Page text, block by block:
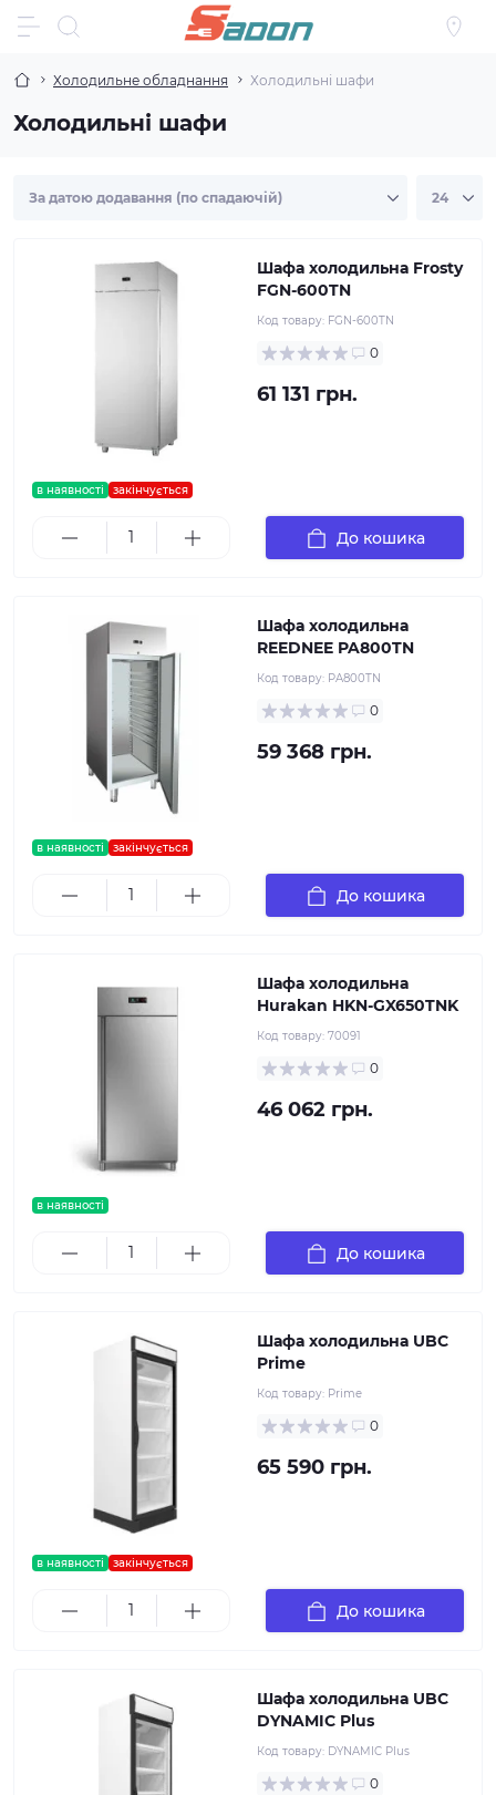
Холодильне обладнання Холодильні шафи
Холодильні шафи
в наявності закінчується
Шафа холодильна Frosty
FGN-600TN
Код товару: FGN-600TN
0
61 131 грн.
До кошика
в наявності закінчується
Шафа холодильна
REEDNEE PA800TN
Код товару: PA800TN
0
59 368 грн.
До кошика
в наявності
Шафа холодильна
Hurakan HKN-GX650TNK
Код товару: 70091
0
46 062 грн.
До кошика
в наявності закінчується
Шафа холодильна UBC
Prime
Код товару: Prime
0
65 590 грн.
До кошика
Шафа холодильна UBC
DYNAMIC Plus
Код товару: DYNAMIC Plus
0